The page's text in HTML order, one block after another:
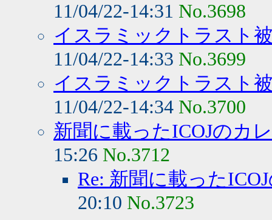
11/04/22-14:31 No.3698
イスラミックトラスト
11/04/22-14:33 No.3699
イスラミックトラスト
11/04/22-14:34 No.3700
新聞に載ったICOJのカ
15:26 No.3712
Re: 新聞に載った
20:10 No.3723